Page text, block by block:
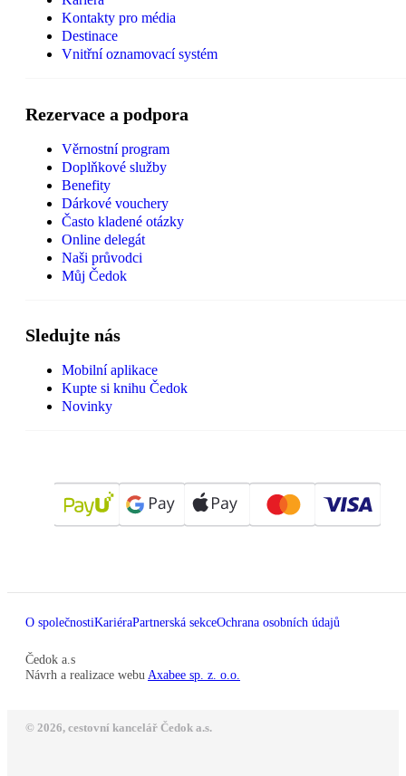
Kontakty pro média
Destinace
Vnitřní oznamovací systém
Rezervace a podpora
Věrnostní program
Doplňkové služby
Benefity
Dárkové vouchery
Často kladené otázky
Online delegát
Naši průvodci
Můj Čedok
Sledujte nás
Mobilní aplikace
Kupte si knihu Čedok
Novinky
O společnostiKariéraPartnerská sekceOchrana osobních údajů
Čedok a.s
Návrh a realizace webu Axabee sp. z. o.o.
© 2026, cestovní kancelář Čedok a.s.